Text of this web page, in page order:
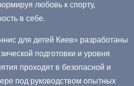
любовь к спорту,
в себе.
для детей Киев» разработаны
подготовки и уровня
проходят в безопасной и
под руководством опытных